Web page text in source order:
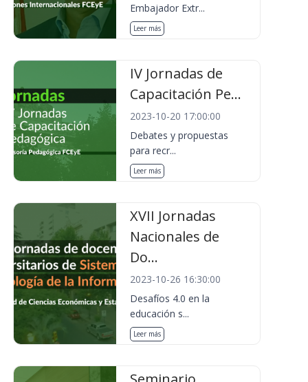
Embajador Extr...
Leer más
IV Jornadas de
Capacitación Pe...
2023-10-20 17:00:00
Debates y propuestas
para recr...
Leer más
XVII Jornadas
Nacionales de
Do...
2023-10-26 16:30:00
Desafíos 4.0 en la
educación s...
Leer más